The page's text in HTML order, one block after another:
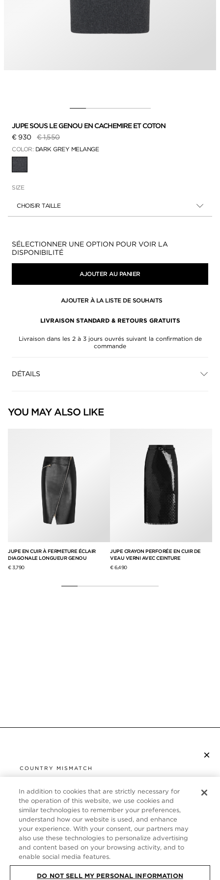
JUPE SOUS LE GENOU EN CACHEMIRE ET COTON
€ 930
Prix réduit de
€ 1,550à
COLOR: DARK GREY MELANGE
SIZE
CHOISIR TAILLE
Disponibilité:
SÉLECTIONNER UNE OPTION POUR VOIR LA
DISPONIBILITÉ
AJOUTER AU PANIER
AJOUTER À LA LISTE DE SOUHAITS
LIVRAISON STANDARD & RETOURS GRATUITS
Livraison dans les 2 à 3 jours ouvrés suivant la confirmation de
commande
DÉTAILS
YOU MAY ALSO LIKE
JUPE EN CUIR À FERMETURE ÉCLAIR
DIAGONALE LONGUEUR GENOU
€ 3,790
JUPE CRAYON PERFORÉE EN CUIR DE
VEAU VERNI AVEC CEINTURE
€ 6,490
×
COUNTRY MISMATCH
UNITED STATES
It looks like you are visiting us from United States,
but you are currently browsing our France store.
Would you like to be redirected to your local site?
SHOP IN UNITED STATES
SERVICE CLIENT
À PROPOS
FOLLOW US
In addition to cookies that are strictly necessary for
the operation of this website, we use cookies and
similar technologies to remember your preferences,
understand how our website is used, and enhance
your experience. With your consent, our partners may
also use these technologies to personalize advertising
and content based on your browsing activity, and to
enable social media features.
DO NOT SELL MY PERSONAL INFORMATION